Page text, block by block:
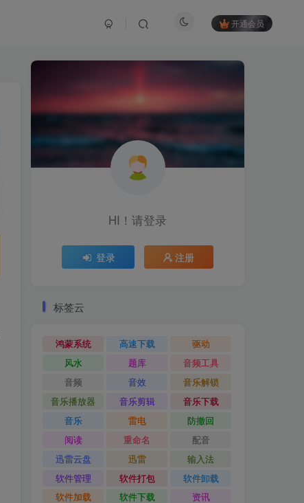
开通会员
HI！请登录
登录 注册
标签云
鸿蒙系统 高速下载
驱动
风水
题库
音频工具
音频
音效
音乐解锁
音乐播放器
音乐剪辑
音乐下载
音乐
雷电
防撤回
阅读
重命名
配音
迅雷云盘
迅雷
输入法
软件管理
软件打包
软件卸载
软件加载
软件下载
资讯